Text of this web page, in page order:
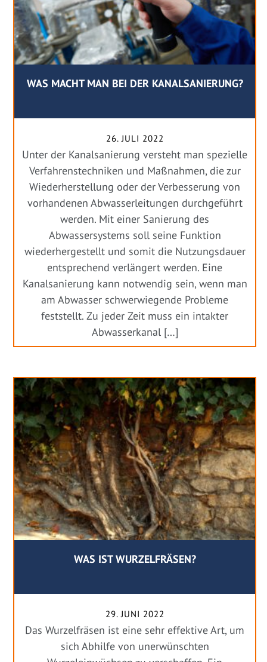
WAS MACHT MAN BEI DER KANALSANIERUNG?
26. JULI 2022
Unter der Kanalsanierung versteht man spezielle
Verfahrenstechniken und Maßnahmen, die zur
Wiederherstellung oder der Verbesserung von
vorhandenen Abwasserleitungen durchgeführt
werden. Mit einer Sanierung des
Abwassersystems soll seine Funktion
wiederhergestellt und somit die Nutzungsdauer
entsprechend verlängert werden. Eine
Kanalsanierung kann notwendig sein, wenn man
am Abwasser schwerwiegende Probleme
feststellt. Zu jeder Zeit muss ein intakter
Abwasserkanal […]
WAS IST WURZELFRÄSEN?
29. JUNI 2022
Das Wurzelfräsen ist eine sehr effektive Art, um
sich Abhilfe von unerwünschten